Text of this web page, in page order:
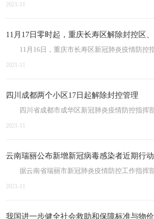
2021-11
11月17日零时起，重庆长寿区解除封控区
11月16日，重庆市长寿区新冠肺炎疫情防控
2021-11
四川成都两个小区17日起解除封控管理
四川省成都市成华区新冠肺炎疫情防控指挥部
2021-11
云南瑞丽公布新增新冠病毒感染者近期行
据云南省瑞丽市新冠肺炎疫情防控工作指挥部
2021-11
我国进一步健全社会救助和保障标准与物